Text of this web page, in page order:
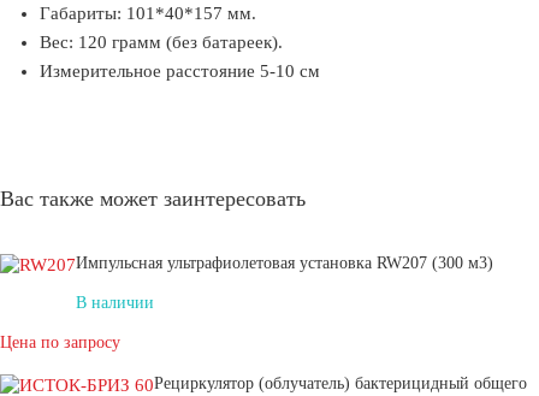
Габариты: 101*40*157 мм.
Вес: 120 грамм (без батареек).
Измерительное расстояние 5-10 см
Вас также может заинтересовать
Импульсная ультрафиолетовая установка RW207 (300 м3)
В наличии
Цена по запросу
Рециркулятор (облучатель) бактерицидный общего